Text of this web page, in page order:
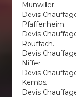
Munwiller.
Devis
Pfaffenheim.
Devis
Rouffach.
Devis
Niffer.
Devis
Kembs.
Devis